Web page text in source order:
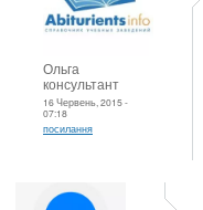
Ольга
консультант
16 Червень, 2015 -
07:18
посилання